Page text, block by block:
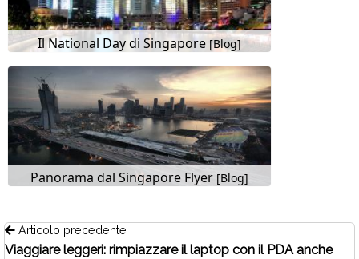
Il National Day di Singapore [Blog]
Panorama dal Singapore Flyer [Blog]
Articolo precedente
Viaggiare leggeri: rimpiazzare il laptop con il PDA anche